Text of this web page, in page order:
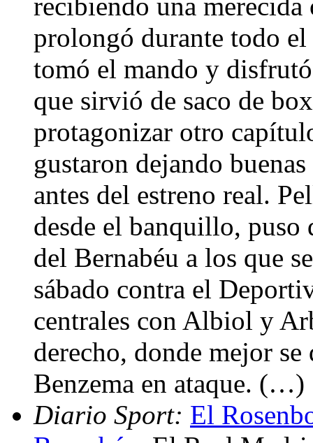
prolongó durante todo el
tomó el mando y
que sirvió de saco de
protagonizar otro
gustaron dejando
antes del estreno real.
desde el banquillo,
del Bernabéu a los que
sábado contra el
centrales con Albiol y
derecho, donde mejor
Benzema en ataque. (…)
Diario Sport: El